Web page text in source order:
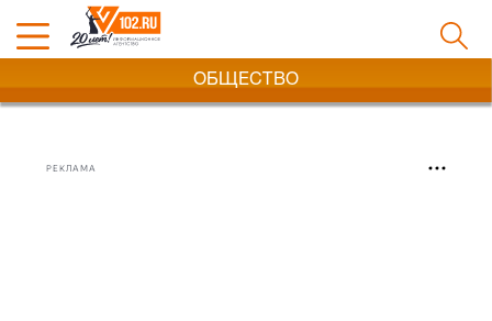
ОБЩЕСТВО
РЕКЛАМА